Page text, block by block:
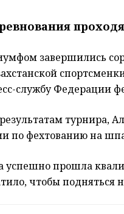
завершились
службу Федерации
турнира,
по фехтованию на
успешно прошла
чтобы подняться